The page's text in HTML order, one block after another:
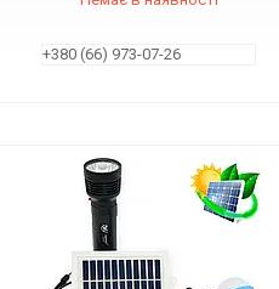
+380 (66) 973-07-26